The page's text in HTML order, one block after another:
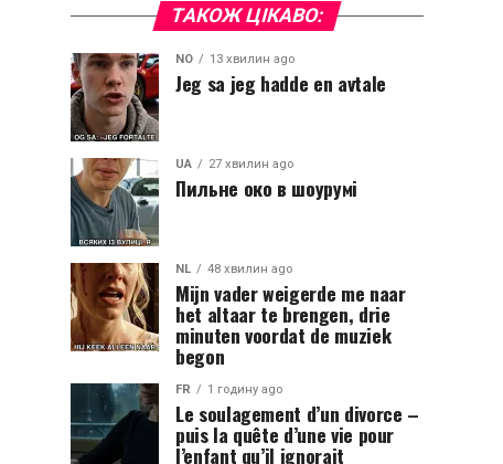
ТАКОЖ ЦІКАВО:
NO 13 хвилин ago
Jeg sa jeg hadde en avtale
UA 27 хвилин ago
Пильне око в шоурумі
NL 48 хвилин ago
Mijn vader weigerde me naar
het altaar te brengen, drie
minuten voordat de muziek
begon
FR 1 годину ago
Le soulagement d’un divorce –
puis la quête d’une vie pour
l’enfant qu’il ignorait